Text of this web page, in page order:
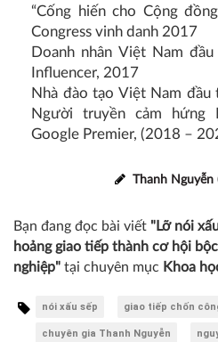
“Cống hiến cho Cộng
Congress vinh danh 2017 ​
Doanh nhân Việt Nam
Influencer, 2017​
Nhà đào tạo Việt Nam
Người truyền cảm hứng
Google Premier, (2018 –
Thanh
Bạn đang đọc bài viết "Lỡ nói
hoảng giao tiếp thành cơ hội
nghiệp" tại chuyên mục Khoa
nói xấu sếp giao tiếp chốn
chuyên gia Thanh Nguyễn